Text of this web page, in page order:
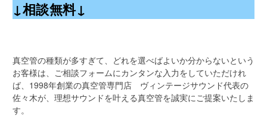
↓相談無料↓
真空管の種類が多すぎて、どれを選べばよいか分からないという
お客様は、ご相談フォームにカンタンな入力をしていただけれ
ば、1998年創業の真空管専門店 ヴィンテージサウンド代表の
佐々木が、理想サウンドを叶える真空管を誠実にご提案いたしま
す。